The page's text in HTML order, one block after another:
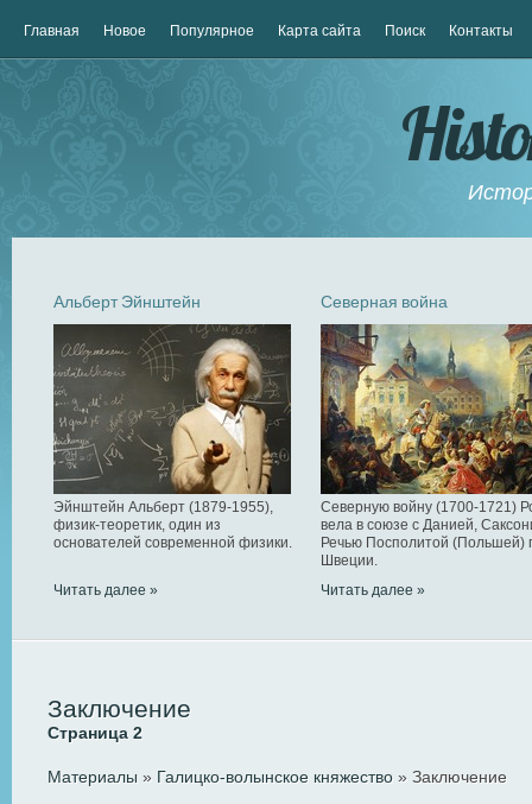
Главная Новое Популярное Карта сайта Поиск Контакты
Альберт Эйнштейн
Эйнштейн Альберт (1879-1955),
физик-теоретик, один из
основателей современной физики.
Читать далее »
Северная война
Северную войну (1700-1721)
вела в союзе с Данией,
Речью Посполитой (Польшей)
Швеции.
Читать далее »
Заключение
Страница 2
Материалы » Галицко-волынское княжество » Заключение